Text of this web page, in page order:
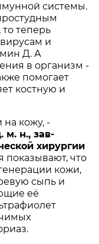
системы.
теперь
и
Д. А
в организм -
помогает
костную и
на кожу, -
м. н., зав­
хирургии
показывают, что
кожи,
сыпь и
её